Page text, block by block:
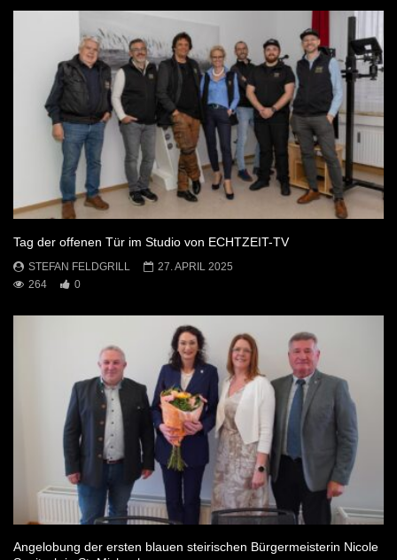
Tag der offenen Tür im Studio von ECHTZEIT-TV
STEFAN FELDGRILL
27. APRIL 2025
264
0
Angelobung der ersten blauen steirischen Bürgermeisterin Nicole